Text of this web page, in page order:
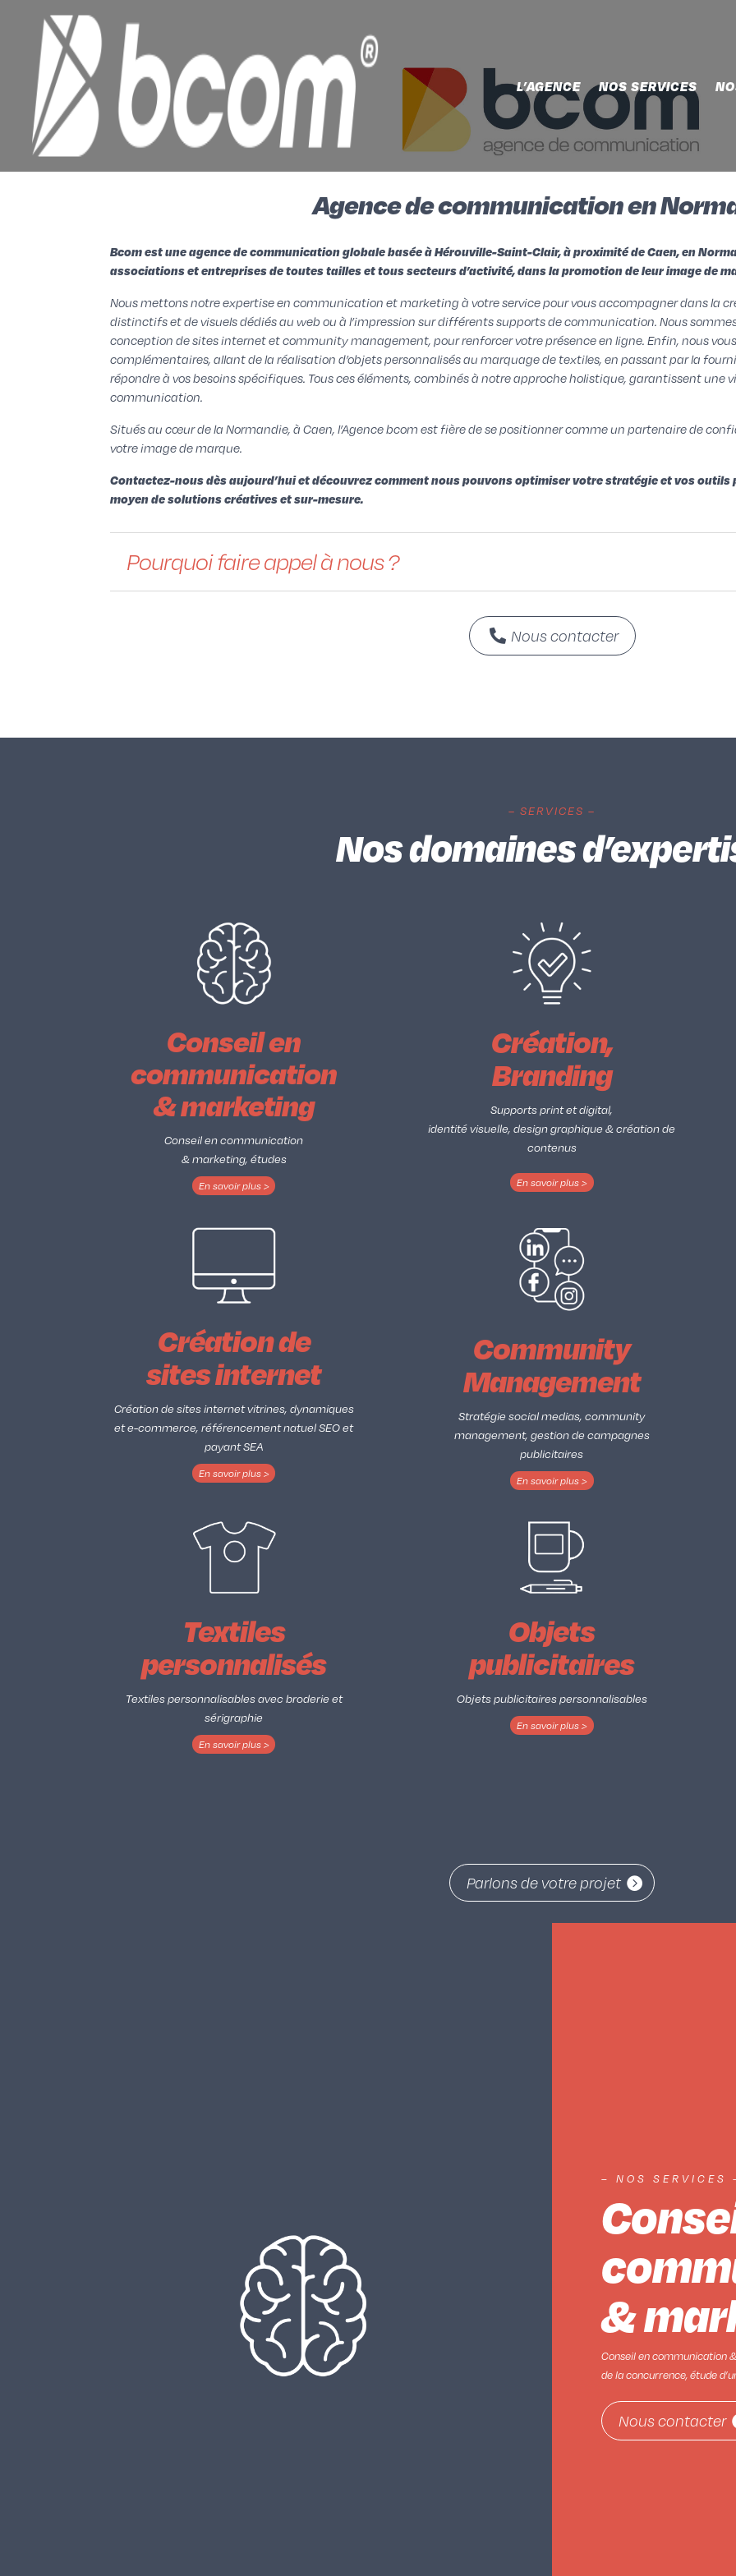
L’AGENCE NOS SERVICES
Agence de communication en
Bcom est une agence de communication globale basée à Hérouville-Saint-Clair, à proximité de Caen, en
associations et entreprises de toutes tailles et tous secteurs d’activité, dans la promotion de leur image de
Nous mettons notre expertise en communication et marketing à votre service pour vous accompagner dans la
distinctifs et de visuels dédiés au web ou à l’impression sur différents supports de communication. Nous
conception de sites internet et community management, pour renforcer votre présence en ligne. Enfin, nous
complémentaires, allant de la réalisation d’objets personnalisés au marquage de textiles, en passant par la
répondre à vos besoins spécifiques. Tous ces éléments, combinés à notre approche holistique, garantissent une
communication.
Situés au cœur de la Normandie, à Caen, l’Agence bcom est fière de se positionner comme un partenaire de
votre image de marque.
Contactez-nous dès aujourd’hui et découvrez comment nous pouvons optimiser votre stratégie et vos
moyen de solutions créatives et sur-mesure.
Pourquoi faire appel à nous ?
Nous contacter
– SERVICES –
Nos domaines
Conseil en
communication
& marketing
Conseil en communication
& marketing, études
En savoir plus >
Création,
Branding
Supports print et digital,
identité visuelle, design graphique & création de
contenus
En savoir plus >
Création de
sites internet
Création de sites internet vitrines, dynamiques
et e-commerce, référencement natuel SEO et
payant SEA
En savoir plus >
Community
Management
Stratégie social medias, community
management, gestion de campagnes
publicitaires
En savoir plus >
Textiles
personnalisés
Textiles personnalisables avec broderie et
sérigraphie
En savoir plus >
Objets
publicitaires
Objets publicitaires personnalisables
En savoir plus >
Parlons de votre projet
– NOS SERVICES
&
Conseil en communication
de la concurrence, étude
Nous contacter